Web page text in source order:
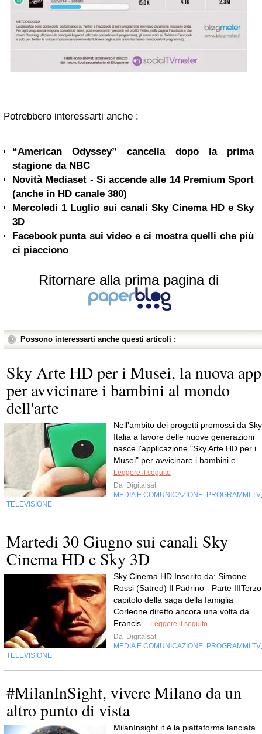
Potrebbero interessarti anche :
“American Odyssey” cancella dopo la prima
stagione da NBC
Novità Mediaset - Si accende alle 14 Premium Sport
(anche in HD canale 380)
Mercoledi 1 Luglio sui canali Sky Cinema HD e Sky
3D
Facebook punta sui video e ci mostra quelli che più
ci piacciono
Ritornare alla prima pagina di
Possono interessarti anche questi articoli :
Sky Arte HD per i Musei, la nuova app
per avvicinare i bambini al mondo
dell'arte
Nell'ambito dei progetti promossi da Sky
Italia a favore delle nuove generazioni
nasce l'applicazione "Sky Arte HD per i
Musei" per avvicinare i bambini e...
Leggere il seguito
Da Digitalsat
MEDIA E COMUNICAZIONE, PROGRAMMI TV,
TELEVISIONE
Martedi 30 Giugno sui canali Sky
Cinema HD e Sky 3D
Sky Cinema HD Inserito da: Simone
Rossi (Satred) Il Padrino - Parte IIITerzo
capitolo della saga della famiglia
Corleone diretto ancora una volta da
Francis... Leggere il seguito
Da Digitalsat
MEDIA E COMUNICAZIONE, PROGRAMMI TV,
TELEVISIONE
#MilanInSight, vivere Milano da un
altro punto di vista
MilanInsight.it è la piattaforma lanciata